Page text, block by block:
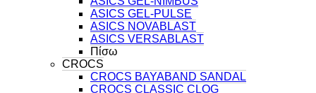
ASICS GEL-PULSE
ASICS NOVABLAST
ASICS VERSABLAST
Πίσω
CROCS
CROCS BAYABAND SANDAL
CROCS CLASSIC CLOG